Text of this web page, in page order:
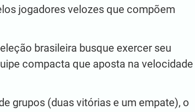
jogadores velozes que compõem
brasileira busque exercer seu
compacta que aposta na velocidade
grupos (duas vitórias e um empate), o